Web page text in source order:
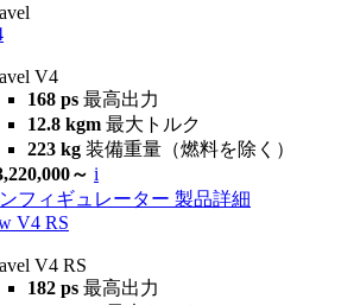
V4
168 ps 最高出力
12.8 kgm 最大トルク
223 kg 装備重量（燃料を除く）
～ i
フィギュレーター 製品詳細
V4 RS
V4 RS
182 ps 最高出力